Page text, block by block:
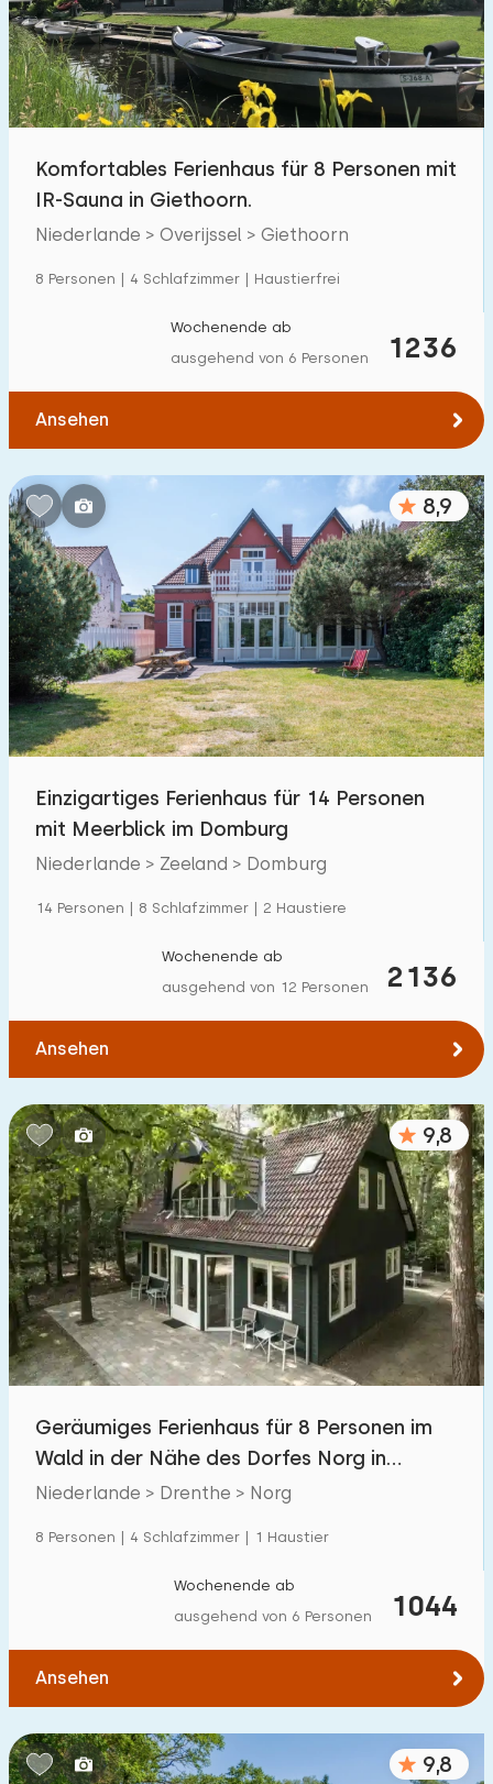
Schwimmbad 273
Eingezäunter Garten 123
Haustierfrei 319
Ladestation Auto
€ 0 — € 2000+
Schlafzimmern:
1 2 4 5
Badezimmer:
1 2 3 4 5
Entfernungen
Zum Meer(max. km):
Zum Wald(max. km):
5 10
1 2
Zu öffentlichen Verkehrsmitteln(max. km):
0,2 0,5 1 2 5
Unterkunft
Nicht im Ferienpark 205
Im Ferienpark 500
Einfamilienhaus
Ferienbauernhof
Villa
Kinderfreundlich
Kindermöbel
Eingezäunter Garten 123
Komfortables Ferienhaus für 8 Personen mit
IR-Sauna in Giethoorn.
Niederlande > Overijssel > Giethoorn
8 Personen | 4 Schlafzimmer | Haustierfrei
1236
Wochenende ab
ausgehend von 6 Personen
Ansehen
8,9
Einzigartiges Ferienhaus für 14 Personen
mit Meerblick im Domburg
Niederlande > Zeeland > Domburg
14 Personen | 8 Schlafzimmer | 2 Haustiere
2136
Wochenende ab
ausgehend von 12 Personen
Ansehen
9,8
Geräumiges Ferienhaus für 8 Personen im
Wald in der Nähe des Dorfes Norg in
Drenthe
Niederlande > Drenthe > Norg
8 Personen | 4 Schlafzimmer | 1 Haustier
1044
Wochenende ab
ausgehend von 6 Personen
Ansehen
9,8